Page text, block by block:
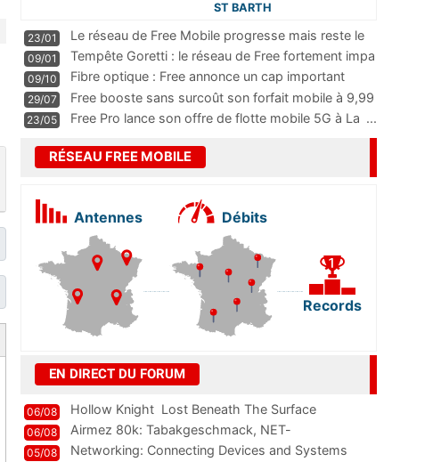
ST BARTH
23/01
Le réseau de Free Mobile progresse mais reste le
m
...
09/01
Tempête Goretti : le réseau de Free fortement impa
09/10
Fibre optique : Free annonce un cap important
pass
...
29/07
Free booste sans surcoût son forfait mobile à 9,99
23/05 Free Pro lance son offre de flotte mobile 5G à La ...
RÉSEAU FREE MOBILE
Antennes Débits
Records
EN DIRECT DU FORUM
06/08 Hollow Knight  Lost Beneath The Surface
06/08
Airmez 80k: Tabakgeschmack, NET-
Technologie und Leistung im
05/08 Networking: Connecting Devices and Systems